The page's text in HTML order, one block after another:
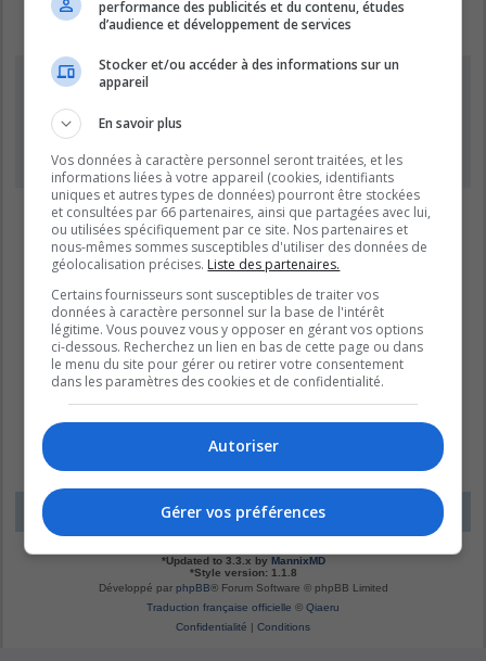
Supprimer les cookies
Êtes-vous sûr de vouloir supprimer les cookies de ce forum ?
LE DOMAINE BLEU Fuseau horaire sur UTC-04:00
*Updated to 3.3.x by MannixMD
*Style version: 1.1.8
Développé par phpBB® Forum Software © phpBB Limited
Traduction française officielle © Qiaeru
Confidentialité | Conditions
performance des publicités et du contenu, études
d’audience et développement de services
Stocker et/ou accéder à des informations sur un
appareil
En savoir plus
Vos données à caractère personnel seront traitées, et les
informations liées à votre appareil (cookies, identifiants
uniques et autres types de données) pourront être stockées
et consultées par 66 partenaires, ainsi que partagées avec lui,
ou utilisées spécifiquement par ce site. Nos partenaires et
nous-mêmes sommes susceptibles d'utiliser des données de
géolocalisation précises. Liste des partenaires.
Certains fournisseurs sont susceptibles de traiter vos
données à caractère personnel sur la base de l'intérêt
légitime. Vous pouvez vous y opposer en gérant vos options
ci-dessous. Recherchez un lien en bas de cette page ou dans
le menu du site pour gérer ou retirer votre consentement
dans les paramètres des cookies et de confidentialité.
Autoriser
Gérer vos préférences